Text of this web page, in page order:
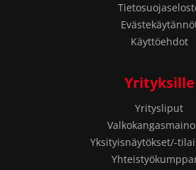
Käyttöehdot
Yrityksille
Yritysliput
Yksityisnäytökset/-